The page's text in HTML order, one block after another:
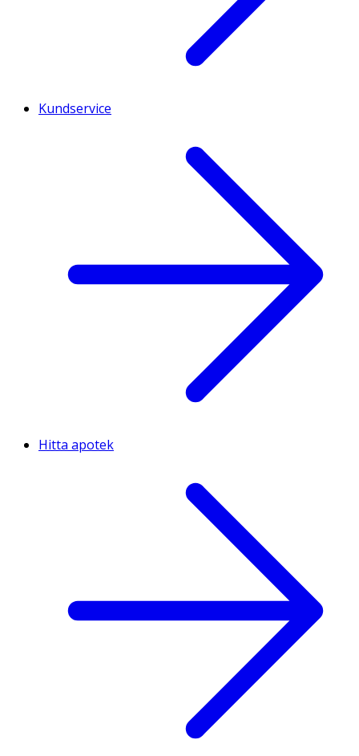
Kundservice
Hitta apotek